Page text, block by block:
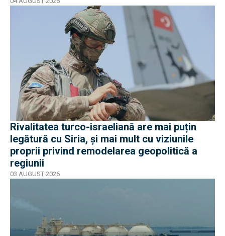
Rivalitatea turco-israeliană are mai puțin
legătură cu Siria, și mai mult cu viziunile
proprii privind remodelarea geopolitică a
regiunii
03 AUGUST 2026